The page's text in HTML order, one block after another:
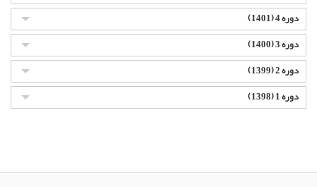
دوره 4 (1401)
دوره 3 (1400)
دوره 2 (1399)
دوره 1 (1398)